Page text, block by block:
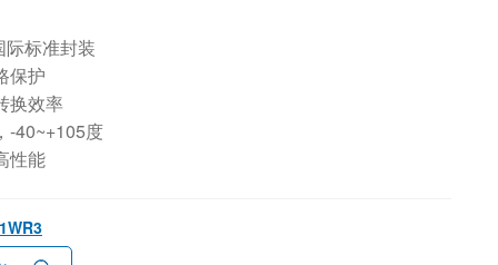
标准封装
保护
换效率
-40~+105度
性能